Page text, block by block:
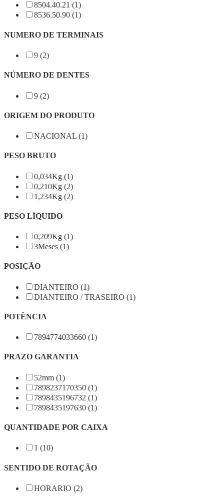
8504.40.21 (1)
8536.50.90 (1)
NUMERO DE TERMINAIS
9 (2)
NÚMERO DE DENTES
9 (2)
ORIGEM DO PRODUTO
NACIONAL (1)
PESO BRUTO
0,034Kg (1)
0,210Kg (2)
1,234Kg (2)
PESO LÍQUIDO
0,209Kg (1)
3Meses (1)
POSIÇÃO
DIANTEIRO (1)
DIANTEIRO / TRASEIRO (1)
POTÊNCIA
7894774033660 (1)
PRAZO GARANTIA
52mm (1)
7898237170350 (1)
7898435196732 (1)
7898435197630 (1)
QUANTIDADE POR CAIXA
1 (10)
SENTIDO DE ROTAÇÃO
HORARIO (2)